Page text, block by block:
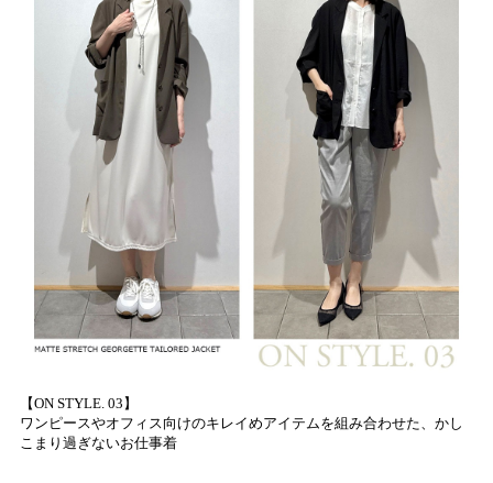
【ON STYLE. 03】
ワンピースやオフィス向けのキレイめアイテムを組み合わせた、かし
こまり過ぎないお仕事着